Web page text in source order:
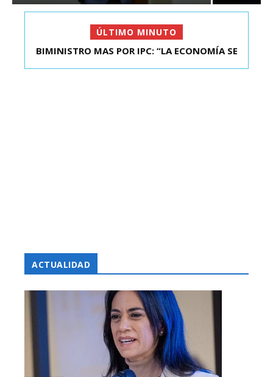
ÚLTIMO MINUTO
KAST SE REUNIÓ CON EL PRESIDENTE ELECTO DE
BIMINISTRO MAS POR IPC: “LA ECONOMÍA SE
ACTUALIDAD